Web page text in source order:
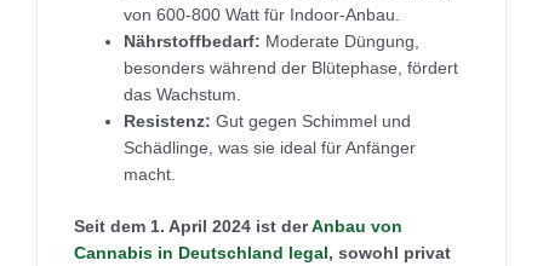
von 600-800 Watt für Indoor-Anbau.
Nährstoffbedarf: Moderate Düngung,
besonders während der Blütephase, fördert
das Wachstum.
Resistenz: Gut gegen Schimmel und
Schädlinge, was sie ideal für Anfänger
macht.
Seit dem 1. April 2024 ist derAnbau von
Cannabis in Deutschland legal, sowohl privat